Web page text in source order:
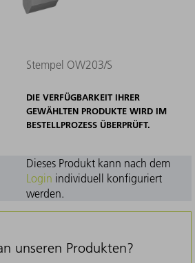
Stempel OW203/S
DIE VERFÜGBARKEIT IHRER
GEWÄHLTEN PRODUKTE WIRD IM
BESTELLPROZESS ÜBERPRÜFT.
Dieses Produkt kann nach dem
Login individuell konfiguriert
werden.
unseren Produkten?